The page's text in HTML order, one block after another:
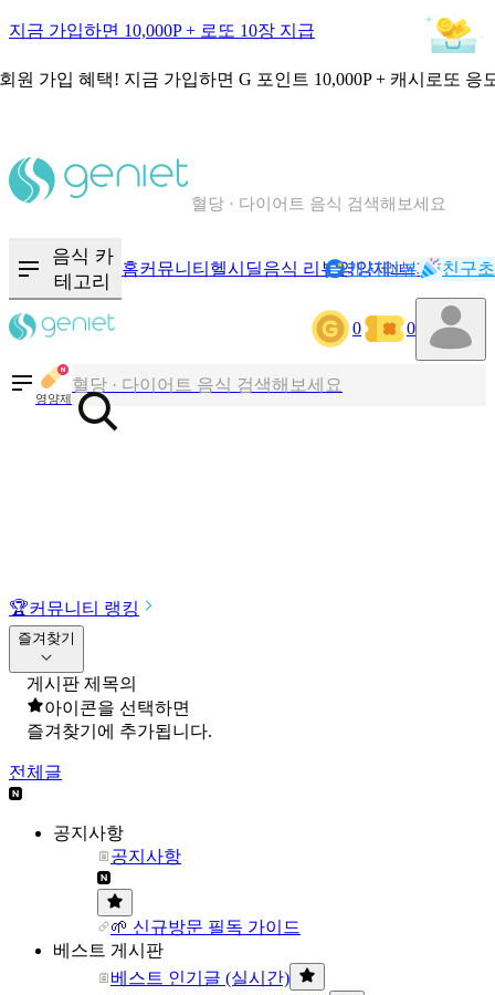
지금 가입하면 10,000P + 로또 10장 지급
원 가입 혜택! 지금 가입하면 G 포인트 10,000P + 캐시로또 응
혈당 · 다이어트 음식 검색해보세요
음식 카
테고리
홈커뮤니티 헬시딜음식 리뷰영양제NEW기록
캐시리뷰 친구
0 0
영양제
칼로리와 영양성분을 검색해보세요
혈당 · 다이어트 음식 검색해보세요
음식 · 영양제 리뷰를 찾아보세요
🏆커뮤니티 랭킹
즐겨찾기
게시판 제목의
아이콘을 선택하면
즐겨찾기에 추가됩니다.
전체글
공지사항
공지사항
🌱 신규방문 필독 가이드
베스트 게시판
베스트 인기글 (실시간)